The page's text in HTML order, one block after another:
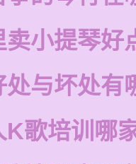
卖小提琴好
处与坏处有
K歌培训哪